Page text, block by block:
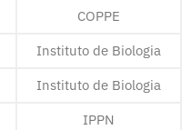
COPPE
Instituto de Biologia
Instituto de Biologia
IPPN